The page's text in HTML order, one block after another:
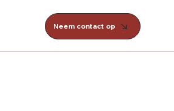
Neem contact op